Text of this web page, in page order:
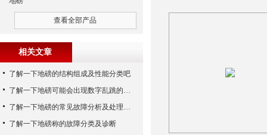
查看全部产品
相关文章
了解一下地磅的结构组成及性能分类吧
了解一下地磅可能会出现数字乱跳的原因
了解一下地磅的常见故障分析及处理方法
了解一下地磅称的故障分类及诊断